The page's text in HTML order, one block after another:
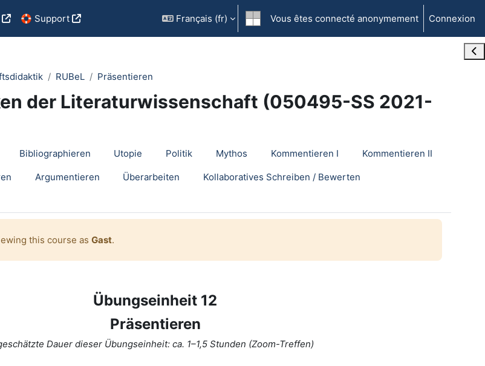
🛟 Support Français ‎(fr)‎ Vous êtes connecté anonymement Connexion
RUBeL Präsentieren
der Literaturwissenschaft (050495-SS 2021-
Bibliographieren Utopie Politik Mythos Kommentieren I Kommentieren II
Argumentieren Überarbeiten Kollaboratives Schreiben / Bewerten
this course as Gast.
Übungseinheit 12
Präsentieren
Dauer dieser Übungseinheit: ca. 1–1,5 Stunden (Zoom-Treffen)